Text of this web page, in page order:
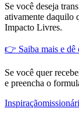
Se você deseja
ativamente daquilo
Impacto Livres.
👉 Saiba mais e dê
Se você quer
e preencha o
Inspiração